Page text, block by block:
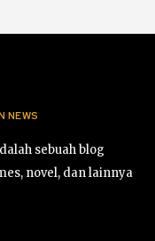
NEWS
sebuah blog
novel, dan lainnya